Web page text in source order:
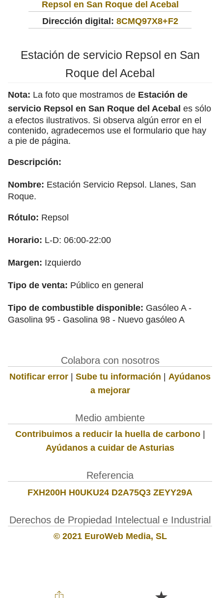
Repsol en San Roque del Acebal
Dirección digital: 8CMQ97X8+F2
Estación de servicio Repsol en San
Roque del Acebal
Nota: La foto que mostramos de Estación de
servicio Repsol en San Roque del Acebal es sólo
a efectos ilustrativos. Si observa algún error en el
contenido, agradecemos use el formulario que hay
a pie de página.
Descripción:
Nombre: Estación Servicio Repsol. Llanes, San
Roque.
Rótulo: Repsol
Horario: L-D: 06:00-22:00
Margen: Izquierdo
Tipo de venta: Público en general
Tipo de combustible disponible: Gasóleo A -
Gasolina 95 - Gasolina 98 - Nuevo gasóleo A
Colabora con nosotros
Notificar error | Sube tu información | Ayúdanos
a mejorar
Medio ambiente
Contribuimos a reducir la huella de carbono|
Ayúdanos a cuidar de Asturias
Referencia
FXH200H H0UKU24 D2A75Q3 ZEYY29A
Derechos de Propiedad Intelectual e Industrial
© 2021 EuroWeb Media, SL